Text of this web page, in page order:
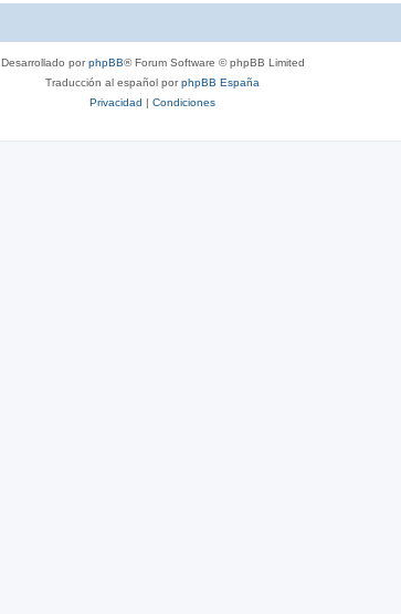
Desarrollado porphpBB® Forum Software © phpBB Limited
Traducción al español porphpBB España
Privacidad | Condiciones